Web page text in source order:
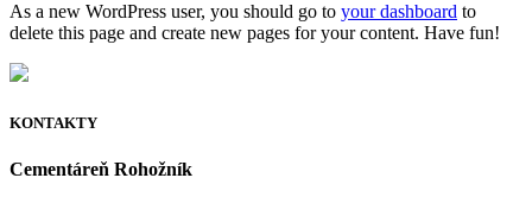
As a new WordPress user, you should go to your dashboard to
delete this page and create new pages for your content. Have fun!
KONTAKTY
Cementáreň Rohožník